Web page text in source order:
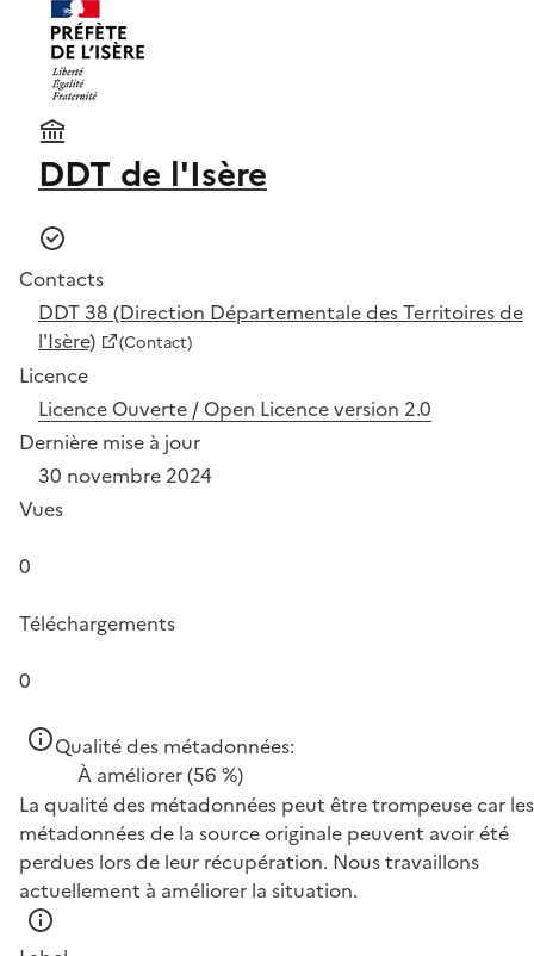
DDT de l'Isère
Contacts
DDT 38 (Direction Départementale des Territoires de
l'Isère)
(Contact)
Licence
Licence Ouverte / Open Licence version 2.0
Dernière mise à jour
30 novembre 2024
Vues
0
Téléchargements
0
Qualité des métadonnées:
À améliorer(56 %)
La qualité des métadonnées peut être trompeuse car les
métadonnées de la source originale peuvent avoir été
perdues lors de leur récupération. Nous travaillons
actuellement à améliorer la situation.